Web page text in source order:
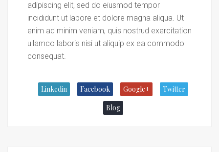
adipiscing elit, sed do eiusmod tempor
incididunt ut labore et dolore magna aliqua. Ut
enim ad minim veniam, quis nostrud exercitation
ullamco laboris nisi ut aliquip ex ea commodo
consequat.
Linkedin Facebook Google+
Twitter
Blog